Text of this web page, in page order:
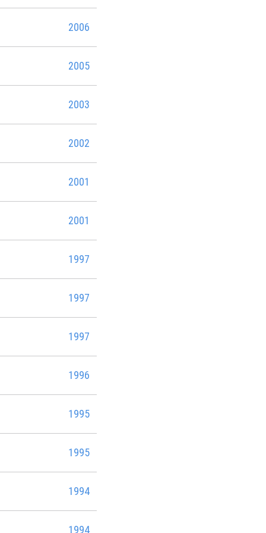
2006
2005
2003
2002
2001
2001
1997
1997
1997
1996
1995
1995
1994
1994